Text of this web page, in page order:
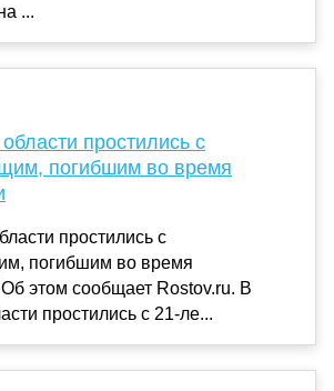
...
простились c
погибшим во время
простились c
погибшим во время
этом сообщает Rostov.ru. В
простились с 21-ле...